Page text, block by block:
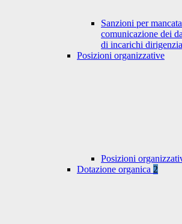
Sanzioni per
comunicazione dei
di incarichi
Posizioni organizzative
Posizioni
Dotazione organica 2